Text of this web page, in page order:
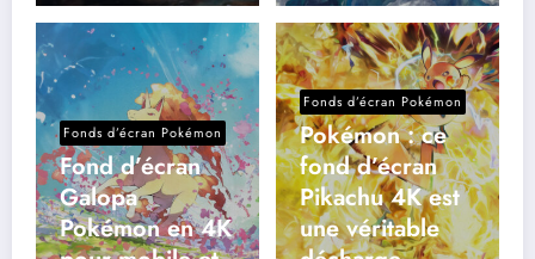
Fonds d’écran Pokémon
Fond d’écran
Galopa
Pokémon en 4K
Fonds d’écran Pokémon
Pokémon : ce
fond d’écran
Pikachu 4K est
une véritable